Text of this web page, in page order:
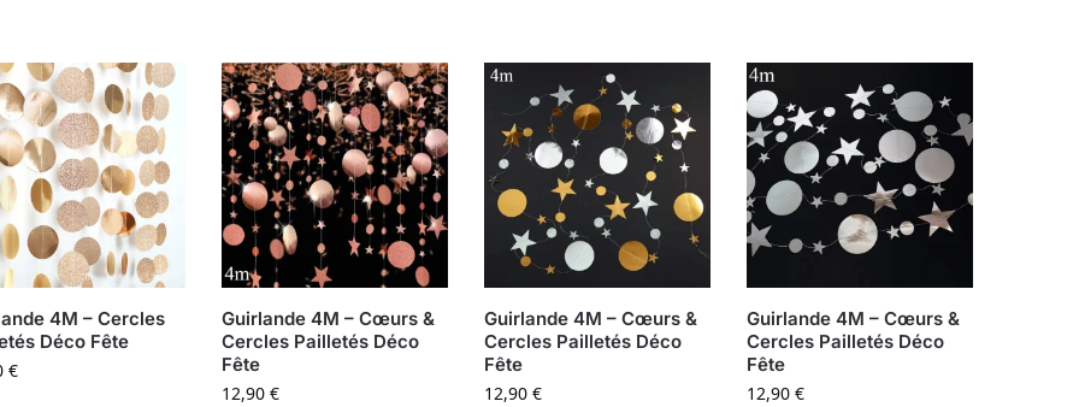
4M – Cercles
Déco Fête
€
Guirlande 4M – Cœurs &
Cercles Pailletés Déco
Fête
12,90€
Guirlande 4M – Cœurs &
Cercles Pailletés Déco
Fête
12,90€
Guirlande 4M – Cœurs &
Cercles Pailletés Déco
Fête
12,90€